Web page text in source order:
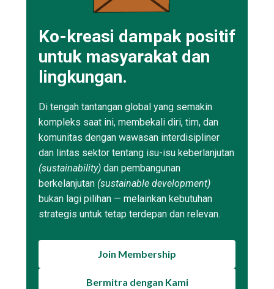
Ko-kreasi dampak positif
untuk masyarakat dan
lingkungan.
Di tengah tantangan global yang semakin
kompleks saat ini, membekali diri, tim, dan
komunitas dengan wawasan interdisipliner
dan lintas sektor tentang isu-isu keberlanjutan
(sustainability) dan pembangunan
berkelanjutan (sustainable development)
bukan lagi pilihan — melainkan kebutuhan
strategis untuk tetap terdepan dan relevan.
Join Membership
Bermitra dengan Kami